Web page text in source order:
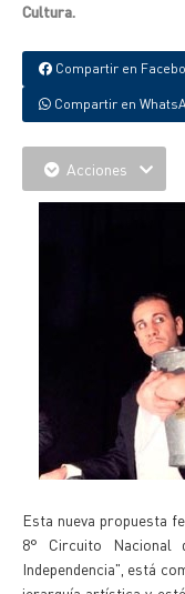
Cultura.
Compartir en
Compartir en
Acciones
Esta nueva propuesta
8° Circuito Nacional
Independencia", está